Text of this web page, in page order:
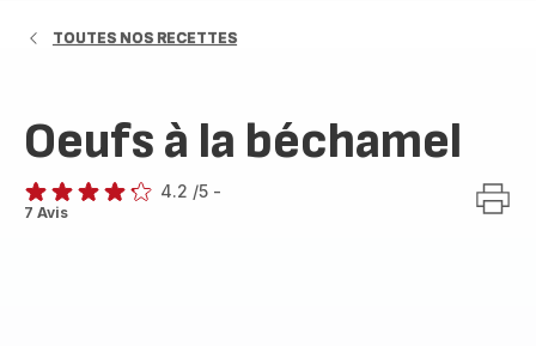
TOUTES NOS RECETTES
Oeufs à la béchamel
ratings.4.2
4.2 /5 -
7 Avis